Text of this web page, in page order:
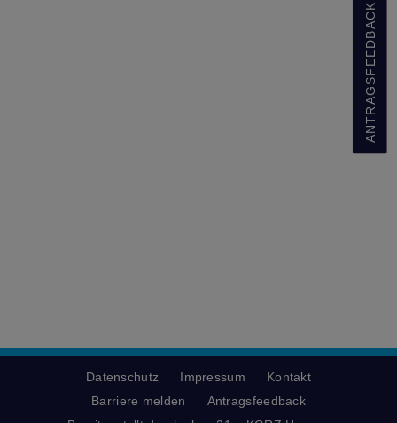
ANTRAGSFEEDBACK
Datenschutz Impressum
Kontakt
Barriere melden
Antragsfeedback